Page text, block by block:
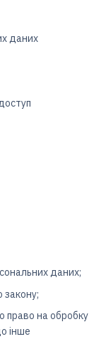
даних
даних;
закону;
право на обробку
інше